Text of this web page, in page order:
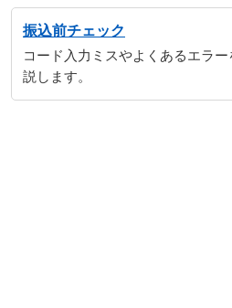
振込前チェック
コード入力ミスやよくあるエラ
説します。